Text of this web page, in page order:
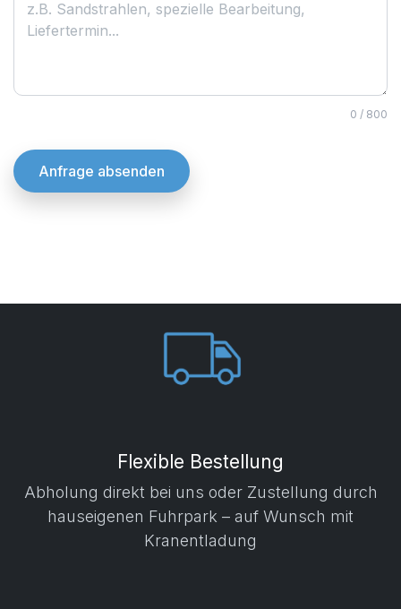
0 / 800
Anfrage absenden
Flexible Bestellung
Abholung direkt bei uns oder Zustellung durch
hauseigenen Fuhrpark – auf Wunsch mit
Kranentladung